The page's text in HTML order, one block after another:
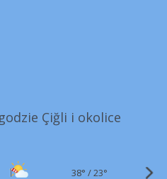
Çiğli i okolice
38° /23°